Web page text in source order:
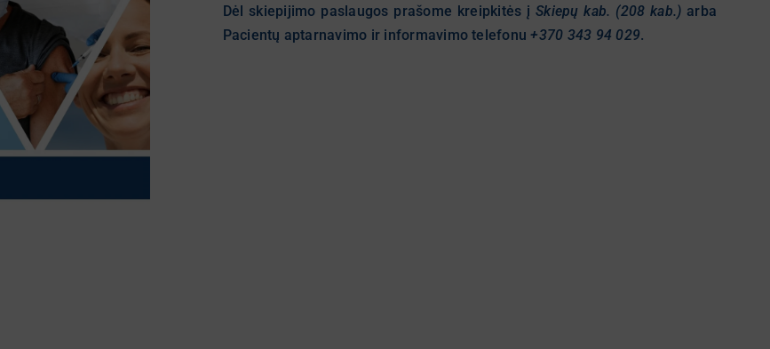
Dėl skiepijimo paslaugos prašome kreipkitės įSkiepų kab. (208 kab.) arba
Pacientų aptarnavimo ir informavimo telefonu+370 343 94 029.